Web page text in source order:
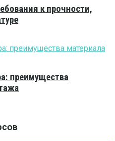
к прочности,
преимущества